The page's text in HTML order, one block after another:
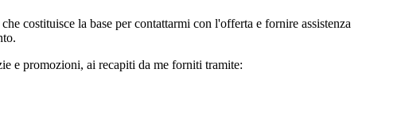
costituisce la base per contattarmi con l'offerta e fornire assistenza
e promozioni, ai recapiti da me forniti tramite: